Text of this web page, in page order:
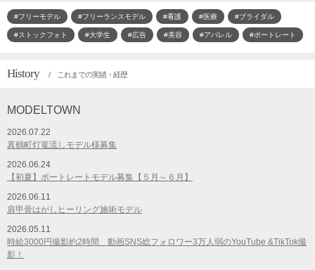
#フリーモデル #フリーランスモデル #看護 #医療 #ブライダル
#ストックフォト #大学生 #広告 #美容 #アパレル #ポートレート
History / これまでの実績・経歴
MODELTOWN
2026.07.22
真鶴町灯篭流しモデル様募集
2026.06.24
【初夏】ポートレートモデル募集【５月～６月】
2026.06.11
肩甲骨はがしヒーリング施術モデル
2026.05.11
時給3000円撮影約2時間 動画SNS総フォロワー3万人弱のYouTube &TikTok撮
影！